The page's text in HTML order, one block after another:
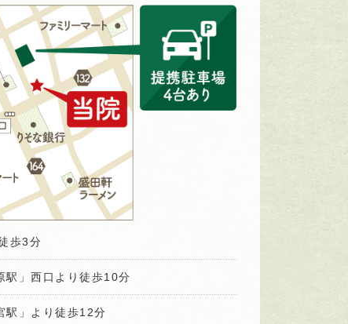
歩3分
駅」西口より徒歩10分
駅」より徒歩12分